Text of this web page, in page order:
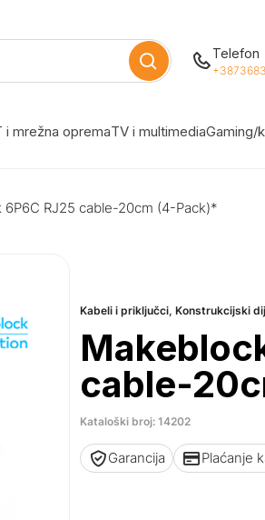
Telefon
i mrežna opremaTV i multimediaGaming/
6P6C RJ25 cable-20cm (4-Pack)*
Kabeli i priključci,Konstrukcijski
cable-
Kataloški broj: 14202
Garancija Plaćanje